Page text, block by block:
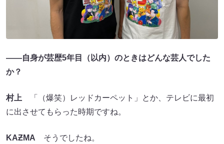
――自身が芸歴5年目（以内）のときはどんな芸人でした
か？
村上 「（爆笑）レッドカーペット」とか、テレビに最初
に出させてもらった時期ですね。
KAƵMA そうでしたね。